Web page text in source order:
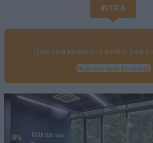
INTRA
Quer uma formação à medida para a
Peça-nos uma proposta!